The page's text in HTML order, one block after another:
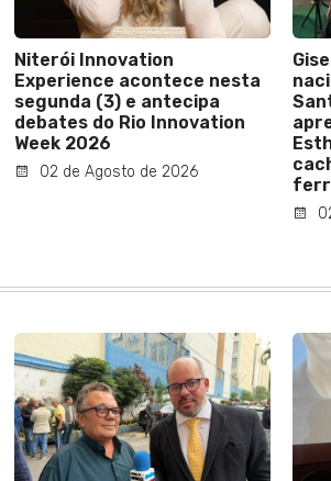
Niterói Innovation
Experience acontece nesta
segunda (3) e antecipa
debates do Rio Innovation
Week 2026
02 de Agosto de 2026